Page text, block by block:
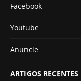
Facebook
Youtube
Anuncie
ARTIGOS RECENTES